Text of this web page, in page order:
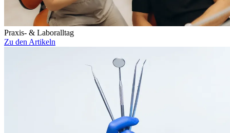
Praxis- & Laboralltag
Zu den Artikeln